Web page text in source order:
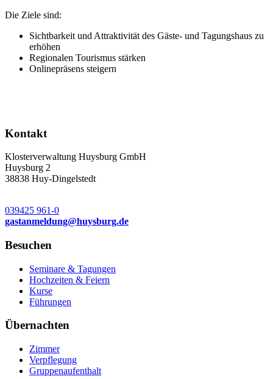
Die Ziele sind:
Sichtbarkeit und Attraktivität des Gäste- und Tagungshaus zu
erhöhen
Regionalen Tourismus stärken
Onlinepräsens steigern
Kontakt
Klosterverwaltung Huysburg GmbH
Huysburg 2
38838 Huy-Dingelstedt
039425 961-0
gastanmeldung@huysburg.de
Besuchen
Seminare & Tagungen
Hochzeiten & Feiern
Kurse
Führungen
Übernachten
Zimmer
Verpflegung
Gruppenaufenthalt